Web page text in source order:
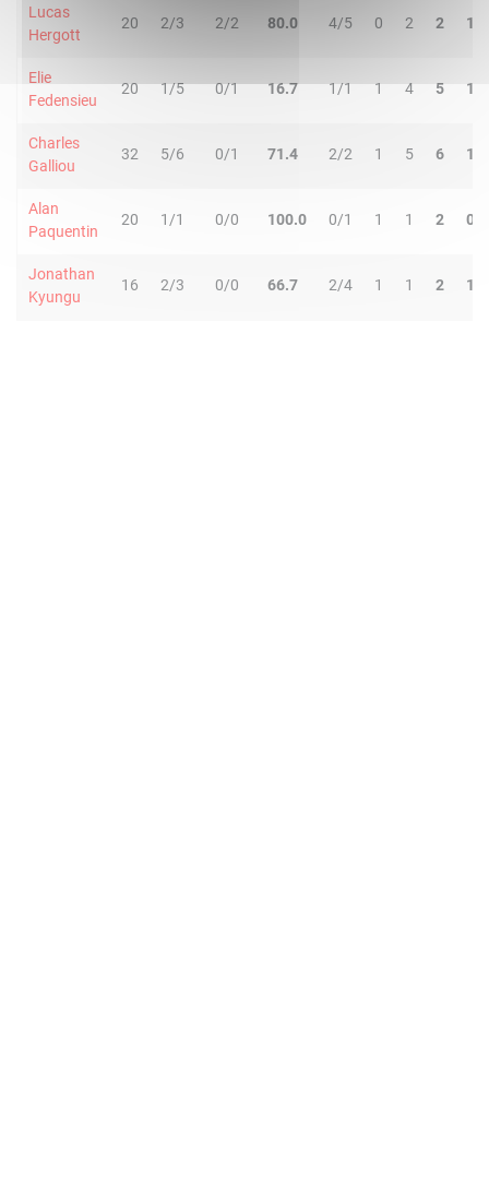
Lucas
Hergott
20 2/3 2/2 80.0 4/5 0 2 2 1
Elie
Fedensieu
20 1/5 0/1 16.7 1/1 1 4 5 1
Charles
Galliou
32 5/6 0/1 71.4 2/2 1 5 6 1
Alan
Paquentin
20 1/1 0/0 100.0 0/1 1 1 2 0
Jonathan
Kyungu
16 2/3 0/0 66.7 2/4 1 1 2 1